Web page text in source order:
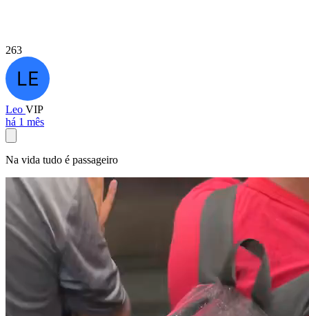
263
Leo VIP
há 1 mês
Na vida tudo é passageiro